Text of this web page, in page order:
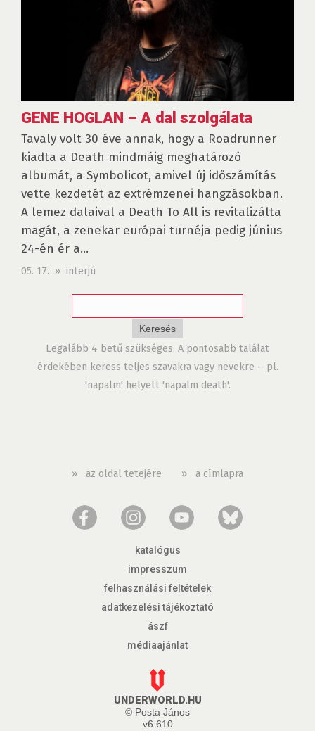
GENE HOGLAN – A dal szolgálata
Tavaly volt 30 éve annak, hogy a Roadrunner
kiadta a Death mindmáig meghatározó
albumát, a Symbolicot, amivel új időszámítás
vette kezdetét az extrémzenei hangzásokban.
A lemez dalaival a Death To All is revitalizálta
magát, a zenekar európai turnéja pedig június
24-én ér a...
05. 17. » interjú
Legalább 4 betű szükséges. A pontosabb találat
érdekében keress teljes szavakra vagy nevekre – pl.
'napalm' helyett 'napalm death'.
» az oldal tetejére » a címlapra
katalógus
impresszum
felhasználási feltételek
adatkezelési tájékoztató
ászf
médiaajánlat
UNDERWORLD.HU
© Posta János
v6.610